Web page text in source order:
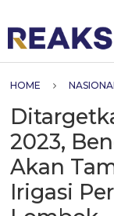
HOME
2023,
Akan
Irigasi